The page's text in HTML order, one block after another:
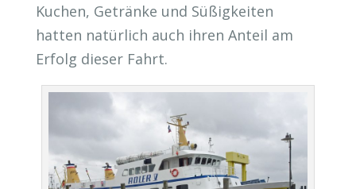
Kuchen, Getränke und Süßigkeiten
hatten natürlich auch ihren Anteil am
Erfolg dieser Fahrt.